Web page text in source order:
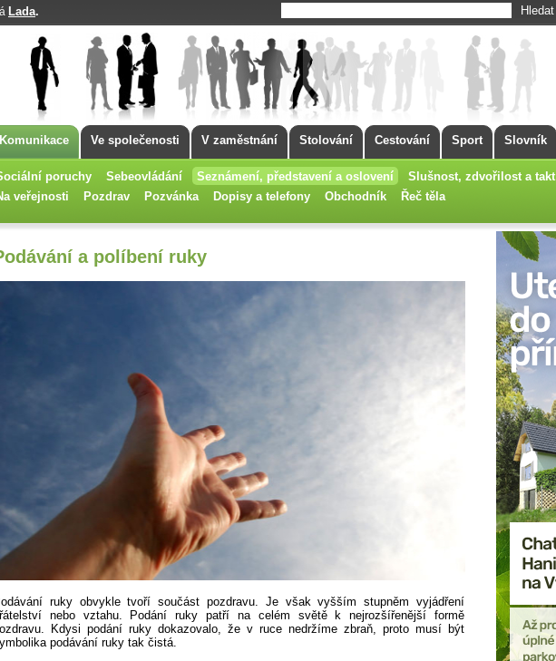
Lada.
Komunikace Ve společenosti V zaměstnání Stolování Cestování Sport Slovník
poruchy Sebeovládání Seznámení, představení a oslovení
Slušnost, zdvořilost a takt
veřejnosti
Pozdrav Pozvánka Dopisy a telefony Obchodník
Řeč těla
a políbení ruky
ruky obvykle tvoří součást pozdravu. Je však vyšším stupněm vyjádření
nebo vztahu. Podání ruky patří na celém světě k nejrozšířenější formě
Kdysi podání ruky dokazovalo, že v ruce nedržíme zbraň, proto musí být
podávání ruky tak čistá.